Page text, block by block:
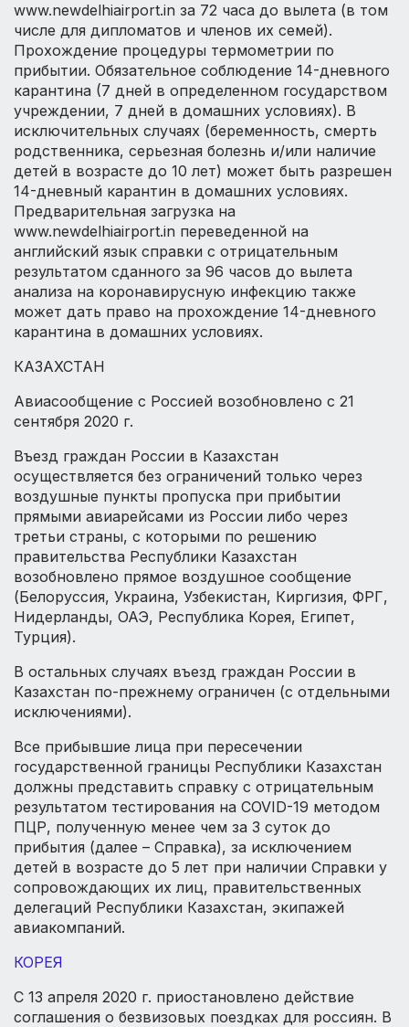
www.newdelhiairport.in за 72 часа до вылета (в том
числе для дипломатов и членов их семей).
Прохождение процедуры термометрии по
прибытии. Обязательное соблюдение 14-дневного
карантина (7 дней в определенном государством
учреждении, 7 дней в домашних условиях). В
исключительных случаях (беременность, смерть
родственника, серьезная болезнь и/или наличие
детей в возрасте до 10 лет) может быть разрешен
14-дневный карантин в домашних условиях.
Предварительная загрузка на
www.newdelhiairport.in переведенной на
английский язык справки с отрицательным
результатом сданного за 96 часов до вылета
анализа на коронавирусную инфекцию также
может дать право на прохождение 14-дневного
карантина в домашних условиях.
КАЗАХСТАН
Авиасообщение с Россией возобновлено с 21
сентября 2020 г.
Въезд граждан России в Казахстан
осуществляется без ограничений только через
воздушные пункты пропуска при прибытии
прямыми авиарейсами из России либо через
третьи страны, с которыми по решению
правительства Республики Казахстан
возобновлено прямое воздушное сообщение
(Белоруссия, Украина, Узбекистан, Киргизия, ФРГ,
Нидерланды, ОАЭ, Республика Корея, Египет,
Турция).
В остальных случаях въезд граждан России в
Казахстан по-прежнему ограничен (с отдельными
исключениями).
Все прибывшие лица при пересечении
государственной границы Республики Казахстан
должны представить справку с отрицательным
результатом тестирования на COVID-19 методом
ПЦР, полученную менее чем за 3 суток до
прибытия (далее – Справка), за исключением
детей в возрасте до 5 лет при наличии Справки у
сопровождающих их лиц, правительственных
делегаций Республики Казахстан, экипажей
авиакомпаний.
КОРЕЯ
С 13 апреля 2020 г. приостановлено действие
соглашения о безвизовых поездках для россиян. В